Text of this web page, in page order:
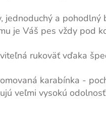
jednoduchý a pohodlný
je Váš pes vždy pod
rukoväť vďaka
karabínka -
veľmi vysokú